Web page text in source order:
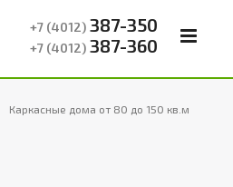
+7 (4012)387-350
+7 (4012)387-360
Каркасные дома от 80 до 150 кв.м